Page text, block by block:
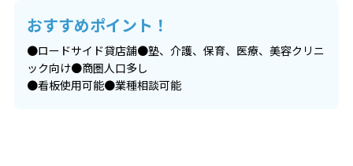
おすすめポイント！
●ロードサイド貸店舗●塾、介護、保育、医療、美容クリニ
ック向け●商圏人口多し
●看板使用可能●業種相談可能